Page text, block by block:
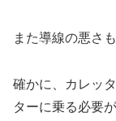
また導線の悪さ
確かに、カレッ
ターに乗る必要